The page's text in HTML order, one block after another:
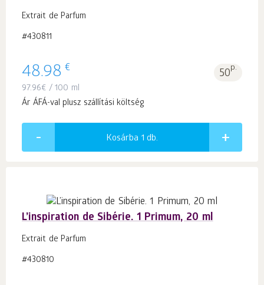
Extrait de Parfum
#430811
48.98 € 50p.
97.96€ / 100 ml
Ár ÁFÁ-val plusz szállítási költség
Kosárba 1 db.
L’inspiration de Sibérie. 1 Primum, 20 ml
Extrait de Parfum
#430810